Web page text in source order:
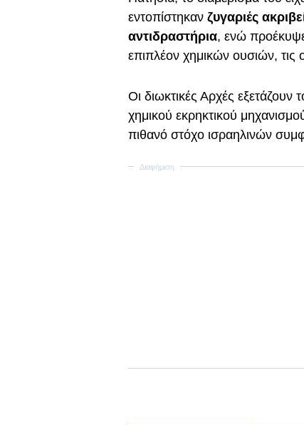
εντοπίστηκαν ζυγαριές
αντιδραστήρια, ενώ προέκυψε
επιπλέον χημικών ουσιών, τις
Οι διωκτικές Αρχές εξετάζουν
χημικού εκρηκτικού
πιθανό στόχο ισραηλινών